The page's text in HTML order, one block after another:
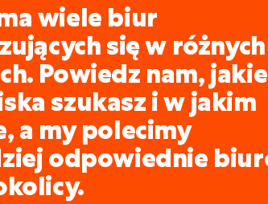
wiele biur
się w różnych
Powiedz nam,
szukasz i w jakim
a my polecimy
odpowiednie